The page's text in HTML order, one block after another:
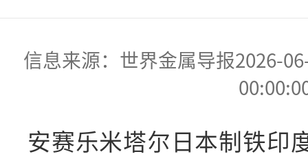
信息来源：世界金属导报2026-
安赛乐米塔尔日本制铁印